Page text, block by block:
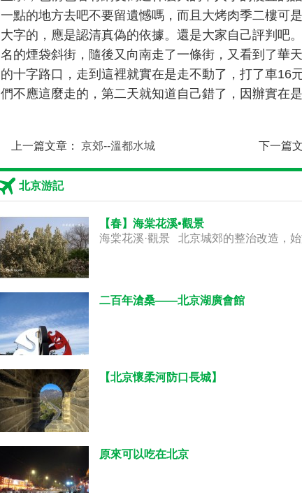
一點的地方去吧不要留遺憾嗎，而且大烤肉季二樓可
大字的，應是認清真偽的依據。還是大家自己評判吧
名的煙袋斜街，隨後又向南走了一條街，又看到了華
的十字路口，走到這裡就實在是走不動了，打了車16
們不應這麼走的，第二天就知道自己錯了，因辦實在是
上一篇文章： 京郊--溫都水城 下一篇
北京游記
【春】海棠花溪•觀景
海棠花溪·觀景 北京城郊的整治改造，
二百年滄桑——北京湖廣會館
【北京懷柔河防口長城】
原來可以吃在北京